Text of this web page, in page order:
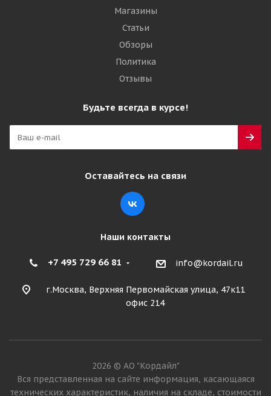
Магазины
Статьи
Обзоры
Политика
Отзывы
Будьте всегда в курсе!
Оставайтесь на связи
Наши контакты
+7 495 729 66 81 info@kordail.ru
г.Москва, Верхняя Первомайская улица, 47к11
офис 214
2026 © АО "Кордайл"
Вся представленная на сайте информация, касающаяся
технических характеристик, наличия на складе, стоимости